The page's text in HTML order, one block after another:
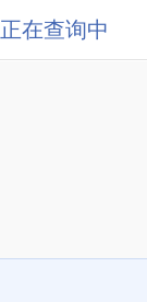
正在查询中